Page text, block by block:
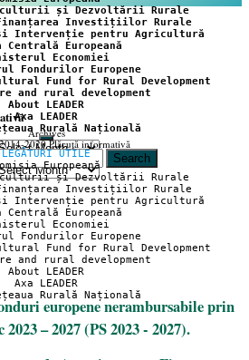
și Dezvoltării Rurale
Investițiilor Rurale
Intervenție pentru Agricultură
Centrală Europeană
Economiei
Fondurilor Europene
Fund for Rural Development
and rural development
About LEADER
Axa LEADER
Rurală Națională
Archives
LEGĂTURI UTILE
Europeană
și Dezvoltării Rurale
Investițiilor Rurale
Intervenție pentru Agricultură
Centrală Europeană
Economiei
Fondurilor Europene
Fund for Rural Development
and rural development
About LEADER
Axa LEADER
Rurală Națională
europene nerambursabile prin
– 2027 (PS 2023 - 2027).